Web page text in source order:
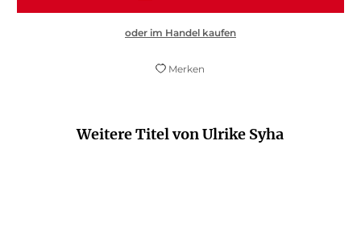
oder im Handel kaufen
Merken
Weitere Titel von Ulrike Syha